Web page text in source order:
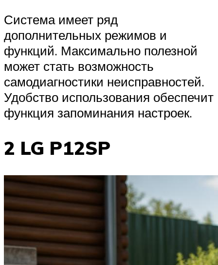
Система имеет ряд
дополнительных режимов и
функций. Максимально полезной
может стать возможность
самодиагностики неисправностей.
Удобство использования обеспечит
функция запоминания настроек.
2 LG P12SP